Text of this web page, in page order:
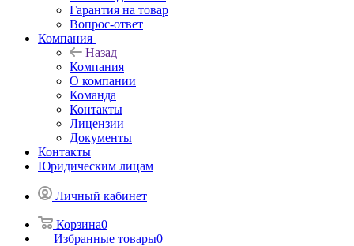
Гарантия на товар
Вопрос-ответ
Компания
Назад
Компания
О компании
Команда
Контакты
Лицензии
Документы
Контакты
Юридическим лицам
Личный кабинет
Корзина0
Избранные товары0